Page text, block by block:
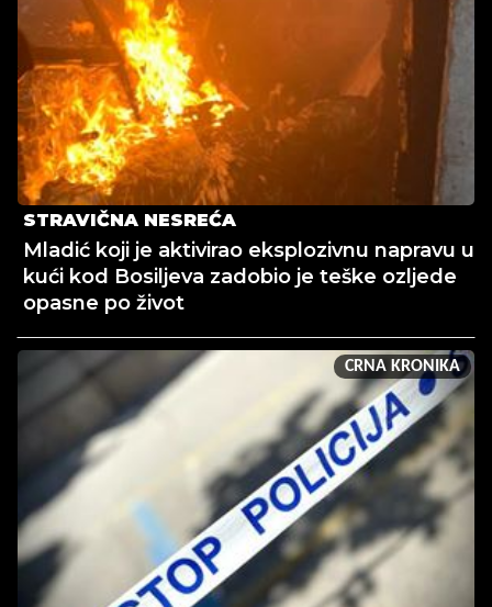
STRAVIČNA NESREĆA
Mladić koji je aktivirao eksplozivnu napravu u
kući kod Bosiljeva zadobio je teške ozljede
opasne po život
CRNA KRONIKA